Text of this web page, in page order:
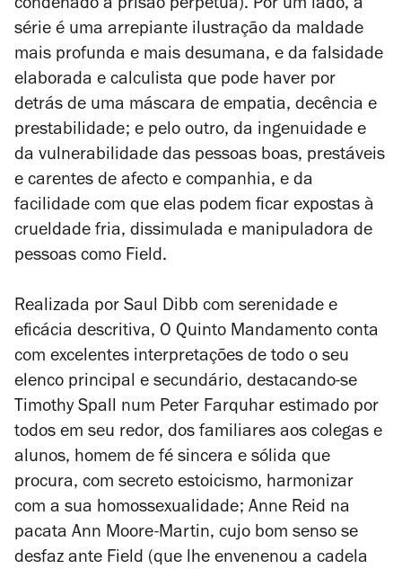
condenado a prisão perpétua). Por um lado, a
série é uma arrepiante ilustração da maldade
mais profunda e mais desumana, e da falsidade
elaborada e calculista que pode haver por
detrás de uma máscara de empatia, decência e
prestabilidade; e pelo outro, da ingenuidade e
da vulnerabilidade das pessoas boas, prestáveis
e carentes de afecto e companhia, e da
facilidade com que elas podem ficar expostas à
crueldade fria, dissimulada e manipuladora de
pessoas como Field.
Realizada por Saul Dibb com serenidade e
eficácia descritiva, O Quinto Mandamento conta
com excelentes interpretações de todo o seu
elenco principal e secundário, destacando-se
Timothy Spall num Peter Farquhar estimado por
todos em seu redor, dos familiares aos colegas e
alunos, homem de fé sincera e sólida que
procura, com secreto estoicismo, harmonizar
com a sua homossexualidade; Anne Reid na
pacata Ann Moore-Martin, cujo bom senso se
desfaz ante Field (que lhe envenenou a cadela